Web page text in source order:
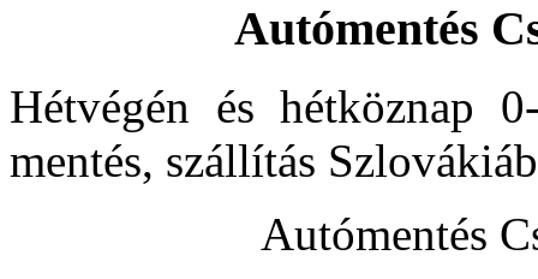
Autómentés
Hétvégén és hétköznap
mentés, szállítás
Autómentés